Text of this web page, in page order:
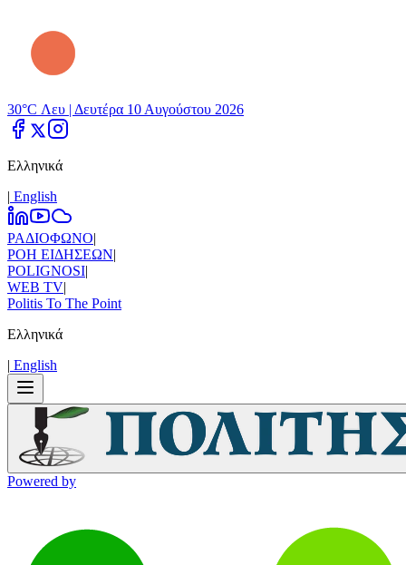
30°C Λευ | Δευτέρα 10 Αυγούστου 2026
Ελληνικά
| Εnglish
ΡΑΔΙΟΦΩΝΟ|
ΡΟΗ ΕΙΔΗΣΕΩΝ|
POLIGNOSI|
WEB TV|
Politis To The Point
Ελληνικά
| Εnglish
Powered by